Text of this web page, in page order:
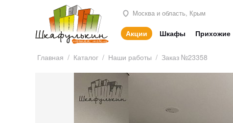
Москва и область, Крым
Акции Шкафы Прихожие
Главная / Каталог / Наши работы / Заказ №23358